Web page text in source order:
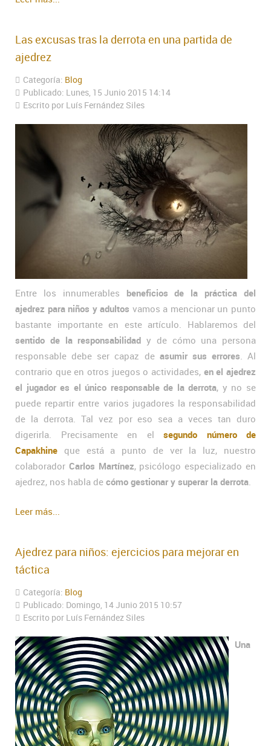
Las excusas tras la derrota en una partida de
ajedrez
Categoría: Blog
Publicado: Lunes, 15 Junio 2015 14:14
Escrito por Luís Fernández Siles
Entre los innumerables beneficios de la práctica del
ajedrez para niños y adultos vamos a mencionar un punto
bastante importante en este artículo. Hablaremos del
sentido de la responsabilidad y de cómo una persona
responsable debe ser capaz de asumir sus errores. Al
contrario que en otros juegos o actividades, en el ajedrez
el jugador es el único responsable de la derrota, y no se
puede repartir entre varios jugadores la responsabilidad
de la derrota. Tal vez por eso sea a veces tan duro
digerirla. Precisamente en el segundo número de
Capakhine que está a punto de ver la luz, nuestro
colaborador Carlos Martínez, psicólogo especializado en
ajedrez, nos habla de cómo gestionar y superar la derrota.
Leer más...
Ajedrez para niños: ejercicios para mejorar en
táctica
Categoría: Blog
Publicado: Domingo, 14 Junio 2015 10:57
Escrito por Luís Fernández Siles
Una